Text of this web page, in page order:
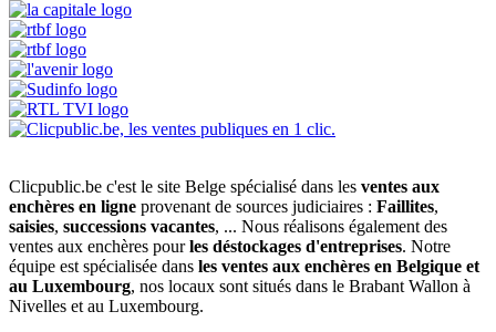
Clicpublic.be c'est le site Belge spécialisé dans les ventes aux
enchères en ligne provenant de sources judiciaires : Faillites,
saisies, successions vacantes, ... Nous réalisons également des
ventes aux enchères pourles déstockages d'entreprises. Notre
équipe est spécialisée dans les ventes aux enchères en Belgique et
au Luxembourg, nos locaux sont situés dans le Brabant Wallon à
Nivelles et au Luxembourg.